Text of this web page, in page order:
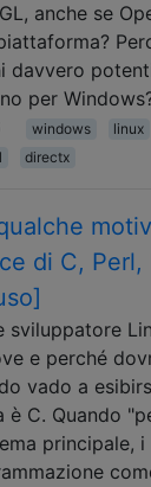
anche se
davvero
per
windows linux
directx
di C, Perl,
sviluppatore
e perché
vado a
è C. Quando
principale,